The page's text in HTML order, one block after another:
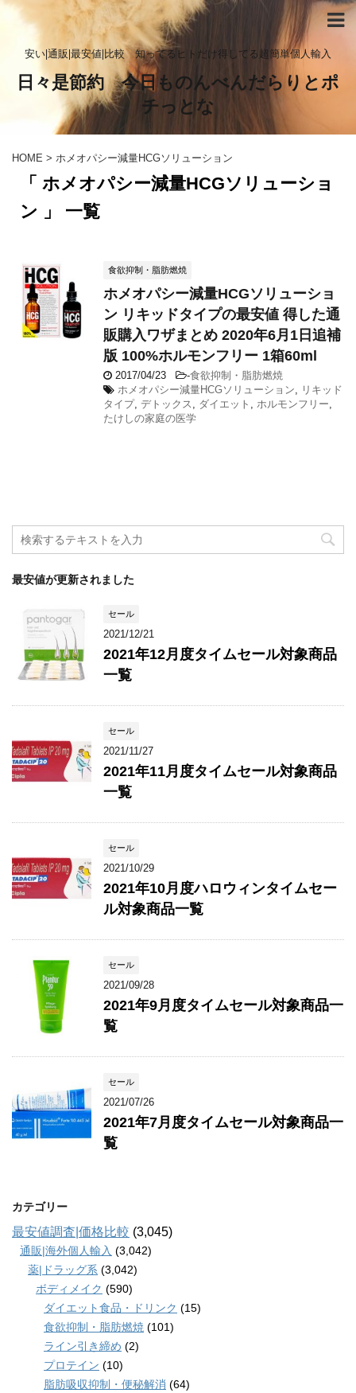
安い|通販|最安値|比較 知ってるヒトだけ得してる超簡単個人輸入
日々是節約 今日ものんべんだらりとポ
チっとな
HOME > ホメオパシー減量HCGソリューション
「 ホメオパシー減量HCGソリューショ
ン 」 一覧
食欲抑制・脂肪燃焼
ホメオパシー減量HCGソリューショ
ン リキッドタイプの最安値 得した通
販購入ワザまとめ 2020年6月1日追補
版 100%ホルモンフリー 1箱60ml
2017/04/23 -食欲抑制・脂肪燃焼
ホメオパシー減量HCGソリューション, リキッド
タイプ, デトックス , ダイエット , ホルモンフリー,
たけしの家庭の医学
最安値が更新されました
セール
2021/12/21
2021年12月度タイムセール対象商品
一覧
セール
2021/11/27
2021年11月度タイムセール対象商品
一覧
セール
2021/10/29
2021年10月度ハロウィンタイムセー
ル対象商品一覧
セール
2021/09/28
2021年9月度タイムセール対象商品一
覧
セール
2021/07/26
2021年7月度タイムセール対象商品一
覧
カテゴリー
最安値調査|価格比較 (3,045)
通販|海外個人輸入 (3,042)
薬|ドラッグ系 (3,042)
ボディメイク (590)
ダイエット食品・ドリンク (15)
食欲抑制・脂肪燃焼 (101)
ライン引き締め (2)
プロテイン (10)
脂肪吸収抑制・便秘解消 (64)